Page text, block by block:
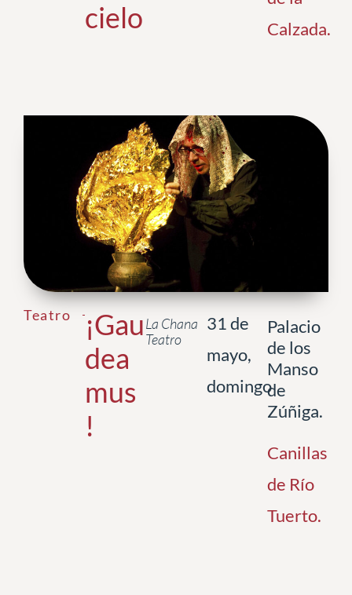
cielo
Calzada.
Teatro
¡Gau
dea
mus
!
La Chana
Teatro
31 de
mayo,
domingo
Palacio
de los
Manso
de
Zúñiga.
Canillas
de Río
Tuerto.